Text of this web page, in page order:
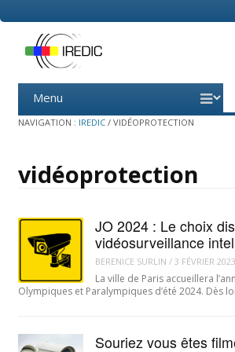
Menu
content
NAVIGATION : IREDIC / VIDÉOPROTECTION
vidéoprotection
JO 2024 : Le choix
vidéosurveillance
BERENICE SURLIN / 3 FÉVRIER 2023
La ville de Paris accueillera
Olympiques et Paralympiques d’été 2024. Dès
Souriez vous êtes